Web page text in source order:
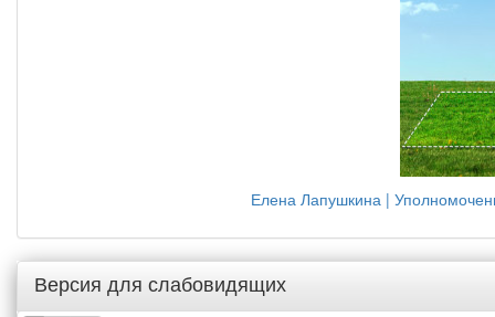
Елена Лапушкина |
Версия для слабовидящих